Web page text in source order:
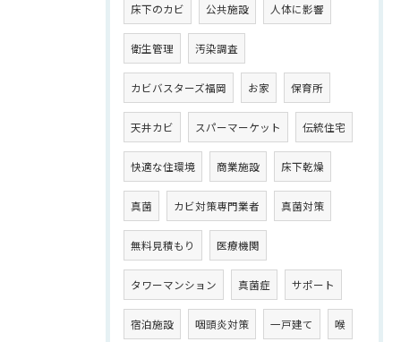
床下のカビ 公共施設 人体に影響
衛生管理 汚染調査
カビバスターズ福岡 お家 保育所
天井カビ スパーマーケット 伝統住宅
快適な住環境 商業施設 床下乾燥
真菌 カビ対策専門業者 真菌対策
無料見積もり 医療機関
タワーマンション 真菌症 サポート
宿泊施設 咽頭炎対策 一戸建て 喉